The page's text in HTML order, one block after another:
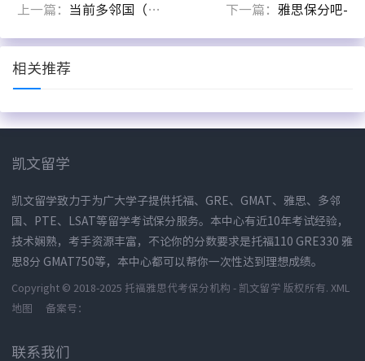
上一篇： 当前多邻国（Duolingo）家庭版可以保分吗？ 下一篇： 雅思保分吧-
相关推荐
凯文留学
凯文留学致力于为广大学子提供托福、GRE、GMAT、雅思、多邻
国、PTE、LSAT等留学考试保分服务。本中心有近10年考试经验，
技术娴熟，考手资源丰富，不论你的分数要求是托福110 GRE330 雅
思8分 GMAT750等，本中心都可以帮你一次性达到理想成绩。
Copyright © 2018-2025 托福雅思代考保分机构 - 凯文留学 版权所有. XML
地图
备案号：
联系我们